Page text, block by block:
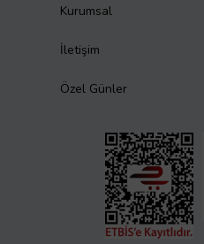
Kurumsal
İletişim
Özel Günler